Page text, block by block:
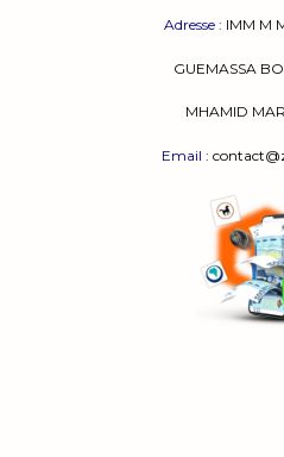
Adresse : IMM M
GUEMASSA
MHAMID
Email :